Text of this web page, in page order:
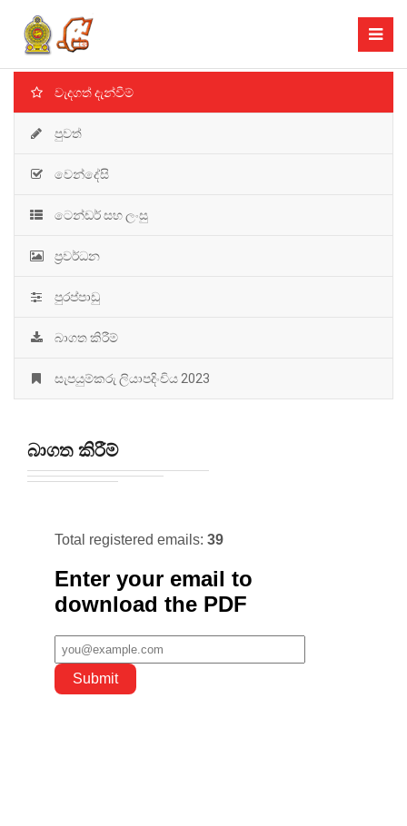
වැදගත් දැන්වීම්
පුවත්
වෙන්දේසි
ටෙන්ඩර් සහ ලංසු
ප්‍රවර්ධන
පුරප්පාඩු
බාගත කිරීම්
සැපයුම්කරු ලියාපදිංචිය 2023
බාගත කිරීම්